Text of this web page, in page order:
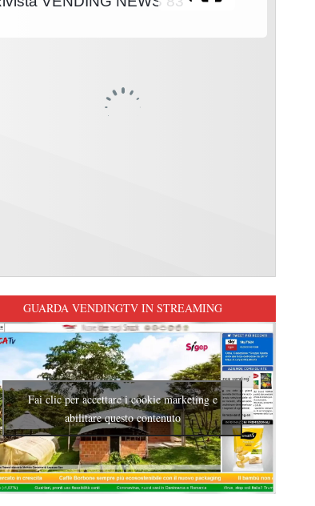
GUARDA VENDINGTV IN STREAMING
Fai clic per accettare i cookie marketing e
abilitare questo contenuto